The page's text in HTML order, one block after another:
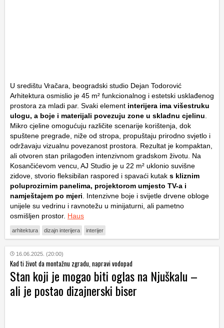
U središtu Vračara, beogradski studio Dejan Todorović
Arhitektura osmislio je 45 m² funkcionalnog i estetski usklađenog
prostora za mladi par. Svaki element interijera ima višestruku
ulogu, a boje i materijali povezuju zone u skladnu cjelinu
Mikro cjeline omogućuju različite scenarije korištenja, dok
spuštene pregrade, niže od stropa, propuštaju prirodno svjetlo i
održavaju vizualnu povezanost prostora. Rezultat je kompaktan,
ali otvoren stan prilagođen intenzivnom gradskom životu. Na
Kosančićevom vencu, AJ Studio je u 22 m² uklonio suvišne
zidove, stvorio fleksibilan raspored i spavaći kutak s kliznim
poluprozirnim panelima, projektorom umjesto TV-a i
namještajem po mjeri . Intenzivne boje i svijetle drvene obloge
unijele su vedrinu i ravnotežu u minijaturni, ali pametno
osmišljen prostor. Haus
arhitektura dizajn interijera interijer
16.06.2025. (20:00)
Kad ti život da montažnu zgradu, napravi vodopad
Stan koji je mogao biti oglas na Njuškalu –
ali je postao dizajnerski biser